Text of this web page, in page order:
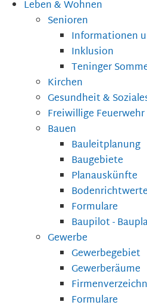
Leben & Wohnen
Senioren
Informationen
Inklusion
Teninger
Kirchen
Gesundheit &
Freiwillige Feuerwehr
Bauen
Bauleitplanung
Baugebiete
Planauskünfte
Bodenrichtwerte
Formulare
Baupilot -
Gewerbe
Gewerbegebiet
Gewerberäume
Formulare